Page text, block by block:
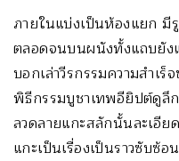
ภายในแบ่งเป็นห้องแยก
ตลอดจนบนผนังทั้งแถบยัง
บอกเล่าวีรกรรมความสำเ
พิธีกรรมบูชาเทพอียิปต์ดูลึ
ลวดลายแกะสลักนั้นละเอีย
แกะเป็นเรื่องเป็นราวซับซ้